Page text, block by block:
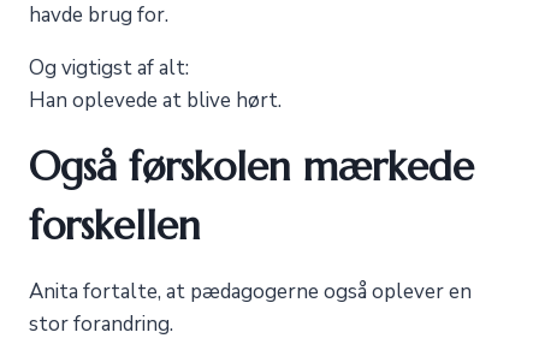
havde brug for.
Og vigtigst af alt:
Han oplevede at blive hørt.
Også førskolen mærkede
forskellen
Anita fortalte, at pædagogerne også oplever en
stor forandring.